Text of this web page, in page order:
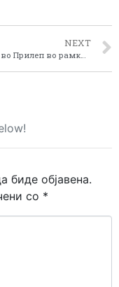
NEXT
Тренинг во Прилеп во рамките на проектот: “Воведување и спроведување на ЕУ ЛЕАДЕР пристапот во Пелагонискиот регион”
биде објавена.
со *